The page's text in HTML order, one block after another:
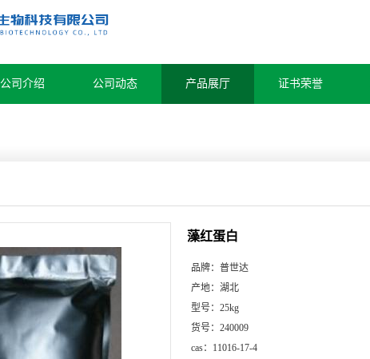
公司介绍 公司动态 产品展厅 证书荣誉
藻红蛋白
品牌： 普世达
产地： 湖北
型号： 25kg
货号： 240009
cas： 11016-17-4